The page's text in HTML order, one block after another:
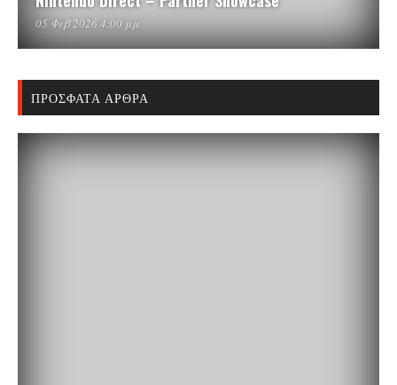
05 Φεβ 2026 4:00 μμ
ΠΡΌΣΦΑΤΑ ΆΡΘΡΑ